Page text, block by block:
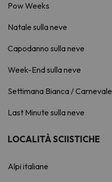
Pow Weeks
Natale sulla neve
Capodanno sulla neve
Week-End sulla neve
Settimana Bianca / Carnevale
Last Minute sulla neve
LOCALITÀ SCIISTICHE
Alpi italiane